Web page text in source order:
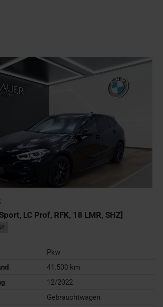
LC Prof, RFK, 18 LMR, SHZ]
Pkw
41.500 km
12/2022
Gebrauchtwagen